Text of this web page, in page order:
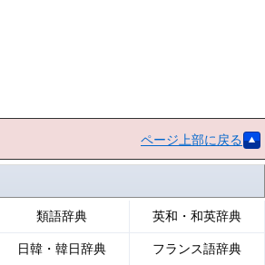
ページ上部に戻る
類語辞典 英和・和英辞典
日韓・韓日辞典 フランス語辞典